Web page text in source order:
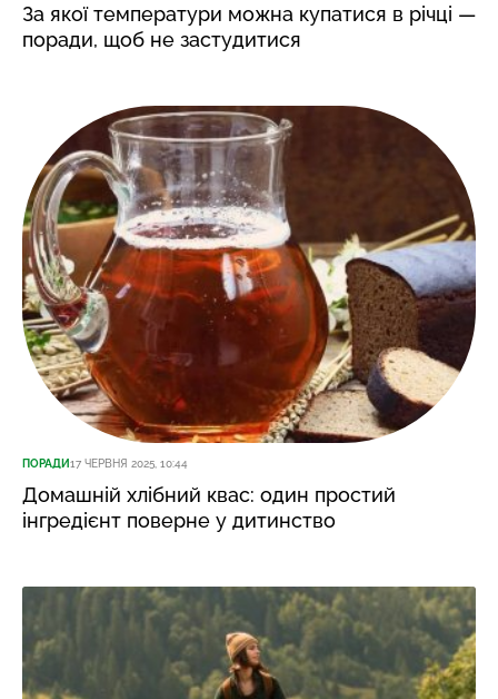
За якої температури можна купатися в річці —
поради, щоб не застудитися
ПОРАДИ17 ЧЕРВНЯ 2025, 10:44
Домашній хлібний квас: один простий
інгредієнт поверне у дитинство